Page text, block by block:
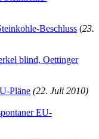
Beschluss (23.
blind, Oettinger
Pläne (22. Juli 2010)
EU-